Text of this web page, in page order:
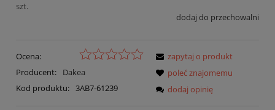
szt.
dodaj do przechowalni
Ocena:
Producent:
Dakea
Kod produktu:
3AB7-61239
zapytaj o produkt
poleć znajomemu
dodaj opinię